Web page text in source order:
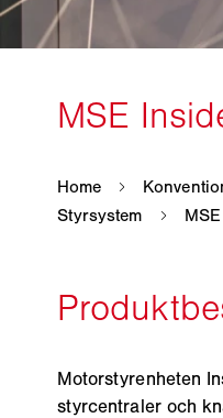
Motorstyrenheten
styrcentraler och